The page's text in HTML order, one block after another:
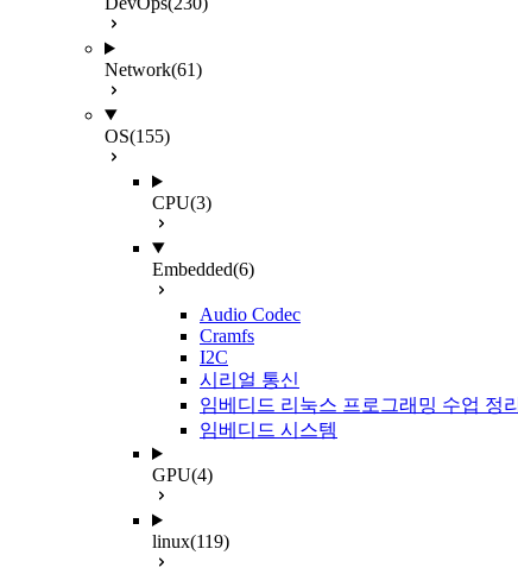
Network(61)
OS(155)
CPU(3)
Embedded(6)
Audio Codec
Cramfs
I2C
시리얼 통신
임베디드 리눅스 프로그래밍 수업 정리
임베디드 시스템
GPU(4)
linux(119)